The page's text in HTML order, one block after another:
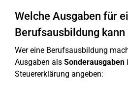
Welche Ausgaben für
Berufsausbildung kann
Wer eine Berufsausbildung
Ausgaben als Sonderausgaben
Steuererklärung angeben: